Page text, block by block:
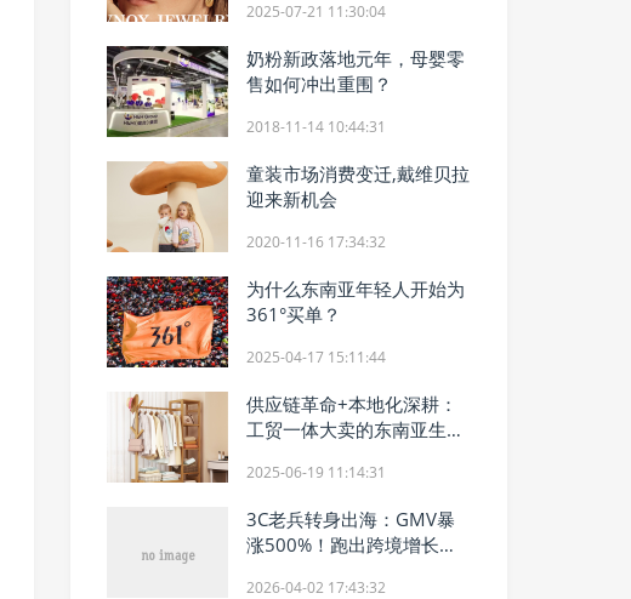
2025-07-21 11:30:04
奶粉新政落地元年，母婴零
售如何冲出重围？
2018-11-14 10:44:31
童装市场消费变迁,戴维贝拉
迎来新机会
2020-11-16 17:34:32
为什么东南亚年轻人开始为
361°买单？
2025-04-17 15:11:44
供应链革命+本地化深耕：
工贸一体大卖的东南亚生意
2025-06-19 11:14:31
3C老兵转身出海：GMV暴
涨500%！跑出跨境增长新
2026-04-02 17:43:32